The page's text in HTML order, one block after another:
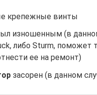
крепежные винты
изношенным (в данном
либо Sturm, поможет
ее на ремонт)
засорен (в данном